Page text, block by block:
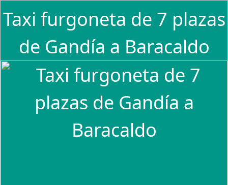
Taxi furgoneta de 7 plazas
de Gandía a Baracaldo